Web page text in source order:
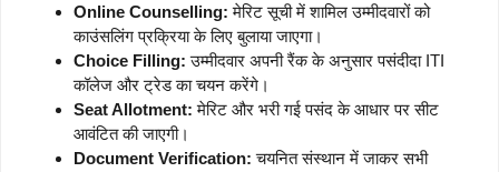
Online Counselling: मेरिट सूची में शामिल उम्मीदवारों को
काउंसलिंग प्रक्रिया के लिए बुलाया जाएगा।
Choice Filling: उम्मीदवार अपनी रैंक के अनुसार पसंदीदा ITI
कॉलेज और ट्रेड का चयन करेंगे।
Seat Allotment: मेरिट और भरी गई पसंद के आधार पर सीट
आवंटित की जाएगी।
Document Verification: चयनित संस्थान में जाकर सभी